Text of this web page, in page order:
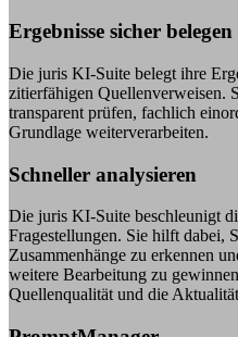
Ergebnisse sicher belegen
Die juris KI-Suite belegt ihre
zitierfähigen Quellenverweisen.
transparent prüfen, fachlich
Grundlage weiterverarbeiten.
Schneller analysieren
Die juris KI-Suite beschleunigt
Fragestellungen. Sie hilft dabei,
Zusammenhänge zu erkennen
weitere Bearbeitung zu
Quellenqualität und die